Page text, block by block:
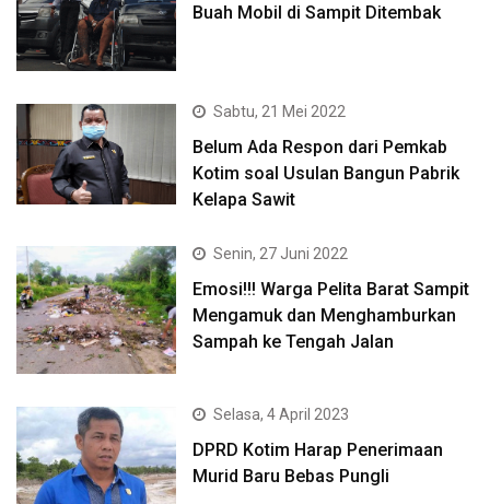
Buah Mobil di Sampit Ditembak
Sabtu, 21 Mei 2022
Belum Ada Respon dari Pemkab
Kotim soal Usulan Bangun Pabrik
Kelapa Sawit
Senin, 27 Juni 2022
Emosi!!! Warga Pelita Barat Sampit
Mengamuk dan Menghamburkan
Sampah ke Tengah Jalan
Selasa, 4 April 2023
DPRD Kotim Harap Penerimaan
Murid Baru Bebas Pungli